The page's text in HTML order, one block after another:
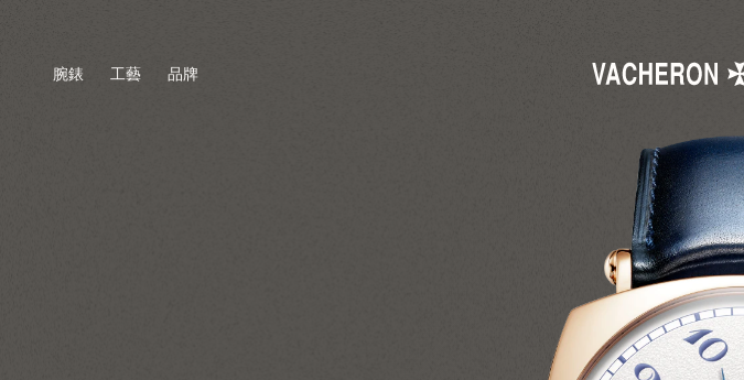
腕錶 工藝 品牌